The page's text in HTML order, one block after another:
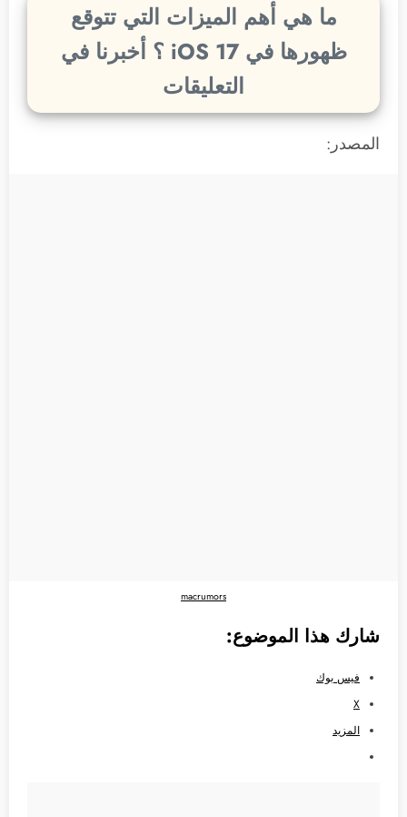
ما هي أهم الميزات التي تتوقع
ظهورها في iOS 17‌ ؟ أخبرنا في
التعليقات
المصدر:
macrumors
شارك هذا الموضوع:
فيس بوك
X
المزيد